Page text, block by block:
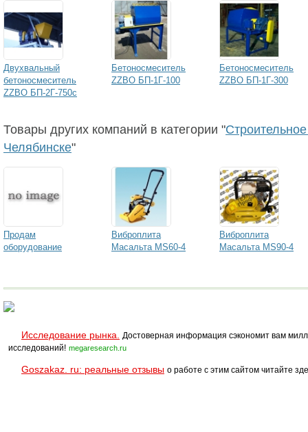
Двухвальный
бетоносмеситель
ZZBO БП-2Г-750с
Бетоносмеситель
ZZBO БП-1Г-100
Бетоносмеситель
ZZBO БП-1Г-300
Товары других компаний в категории "
Челябинске"
Продам
оборудование
Виброплита
Масальта MS60-4
Виброплита
Масальта MS90-4
Исследование рынка.
Достоверная информация сэкономит вам
исследований! megaresearch.ru
Goszakaz. ru: реальные отзывы о работе с этим сайтом читайте